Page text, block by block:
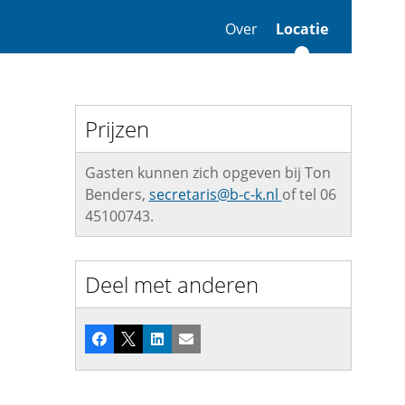
Over Locatie
Prijzen
Gasten kunnen zich opgeven bij Ton
Benders, secretaris@b-c-k.nl of tel 06
45100743.
Deel met anderen
Facebook
X LinkedInE-mail